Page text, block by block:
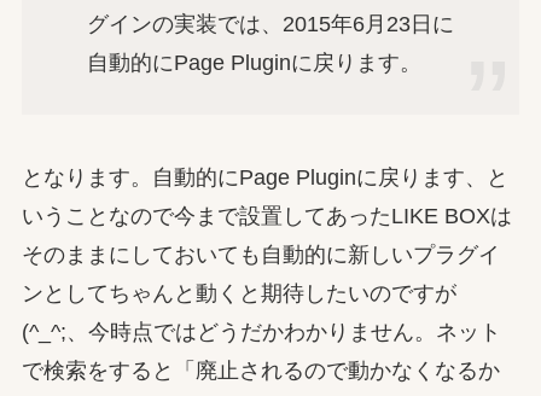
グインの実装では、2015年6月23日に
自動的にPage Pluginに戻ります。
となります。自動的にPage Pluginに戻ります、と
いうことなので今まで設置してあったLIKE BOXは
そのままにしておいても自動的に新しいプラグイ
ンとしてちゃんと動くと期待したいのですが
(^_^;、今時点ではどうだかわかりません。ネット
で検索をすると「廃止されるので動かなくなるか